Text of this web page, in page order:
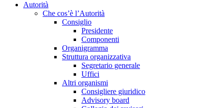
Autorità
Che cos’è l’Autorità
Consiglio
Presidente
Componenti
Organigramma
Struttura organizzativa
Segretario generale
Uffici
Altri organismi
Consigliere giuridico
Advisory board